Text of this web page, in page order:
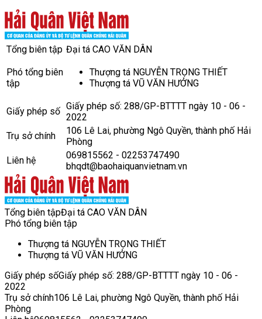
Tổng biên tập Đại tá CAO VĂN DÂN
Phó tổng biên
tập
Thượng tá NGUYỄN TRỌNG THIẾT
Thượng tá VŨ VĂN HƯỞNG
Giấy phép số Giấy phép số: 288/GP-BTTTT ngày 10 - 06 -
2022
Trụ sở chính
106 Lê Lai, phường Ngô Quyền, thành phố Hải
Phòng
Liên hệ
069815562 - 02253747490
bhqdt@baohaiquanvietnam.vn
Tổng biên tậpĐại tá CAO VĂN DÂN
Phó tổng biên tập
Thượng tá NGUYỄN TRỌNG THIẾT
Thượng tá VŨ VĂN HƯỞNG
Giấy phép sốGiấy phép số: 288/GP-BTTTT ngày 10 - 06 -
2022
Trụ sở chính106 Lê Lai, phường Ngô Quyền, thành phố Hải
Phòng